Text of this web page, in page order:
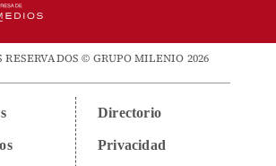
RESERVADOS © GRUPO MILENIO 2026
Directorio
Privacidad